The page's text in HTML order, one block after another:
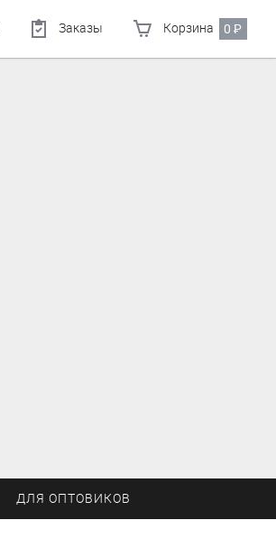
Заказы Корзина 0₽
ДЛЯ ОПТОВИКОВ